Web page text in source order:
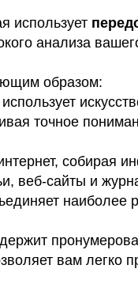
использует
анализа
образом:
точное
собирая
веб-сайты и
наиболее
вам легко